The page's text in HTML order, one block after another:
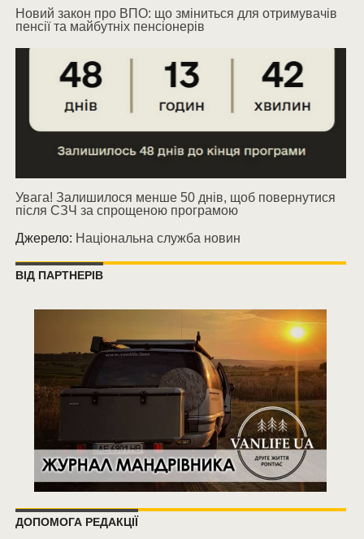
Новий закон про ВПО: що зміниться для отримувачів
пенсії та майбутніх пенсіонерів
Увага! Залишилося менше 50 днів, щоб повернутися
після СЗЧ за спрощеною програмою
Джерело: Національна служба новин
ВІД ПАРТНЕРІВ
ДОПОМОГА РЕДАКЦІЇ